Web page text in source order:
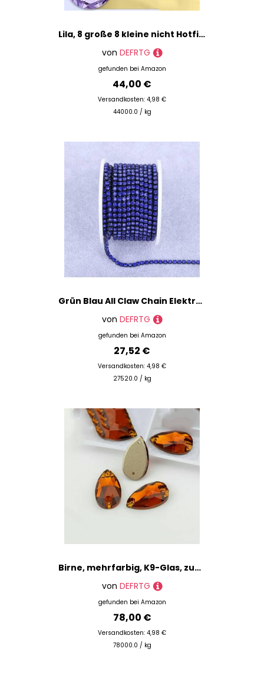
Lila, 8 große 8 kleine nicht Hotfix-Kristall-Strasssteine aus Glas, DIY-Strasssteine, Kristalle AB, zum Aufkleben auf Nägel, DIY-Kleidung, 2088-Kristall-Amethyst-SS30 – 288 Stück
von DEFRTG
gefunden bei Amazon
44,00 €
Versandkosten: 4,98 €
44000.0 / kg
Grün Blau All Claw Chain Elektrophorese Strasssteine Trim Stein Diamant Strass Dekorative Applikation Kristall-Saphir-SS12 (3,0 mm)-10 Yard
von DEFRTG
gefunden bei Amazon
27,52 €
Versandkosten: 4,98 €
27520.0 / kg
Birne, mehrfarbig, K9-Glas, zum Aufnähen, Strasssteine, Kristall, flache Rückseite, Nähsteine für DIY-Kleidungsdekorationen, Kaffeebraun, 7 x 12 mm, 216 Stück
von DEFRTG
gefunden bei Amazon
78,00 €
Versandkosten: 4,98 €
78000.0 / kg